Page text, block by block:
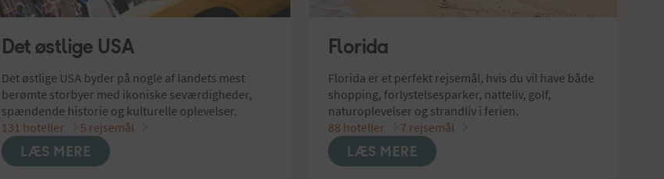
Det østlige USA
Det østlige USA byder på nogle af landets mest
berømte storbyer med ikoniske seværdigheder,
spændende historie og kulturelle oplevelser.
131 hoteller
5 rejsemål
LÆS MERE
Florida
Florida er et perfekt rejsemål, hvis du vil have både
shopping, forlystelsesparker, natteliv, golf,
naturoplevelser og strandliv i ferien.
88 hoteller
7 rejsemål
LÆS MERE